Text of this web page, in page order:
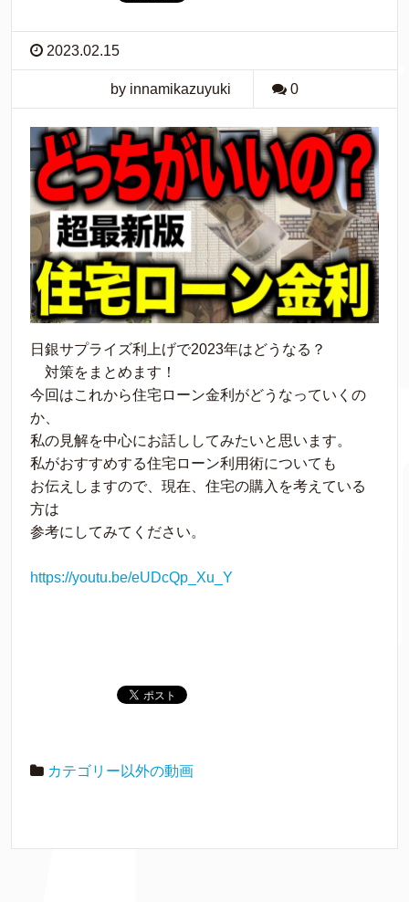
2023.02.15
by innamikazuyuki 0
日銀サプライズ利上げで2023年はどうなる？
対策をまとめます！
今回はこれから住宅ローン金利がどうなっていくの
か、
私の見解を中心にお話ししてみたいと思います。
私がおすすめする住宅ローン利用術についても
お伝えしますので、現在、住宅の購入を考えている
方は
参考にしてみてください。
https://youtu.be/eUDcQp_Xu_Y
カテゴリー以外の動画